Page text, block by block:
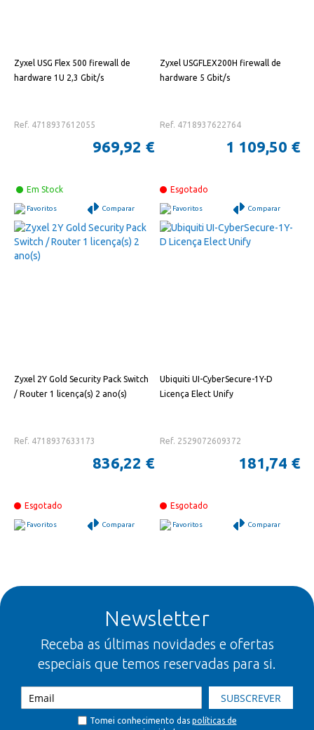
Zyxel USG Flex 500 firewall de
hardware 1U 2,3 Gbit/s
Ref. 4718937612055
969,92 €
Em Stock
Favoritos Comparar
Zyxel USGFLEX200H firewall de
hardware 5 Gbit/s
Ref. 4718937622764
1 109,50 €
Esgotado
Favoritos Comparar
Zyxel 2Y Gold Security Pack Switch
/ Router 1 licença(s) 2 ano(s)
Ref. 4718937633173
836,22 €
Esgotado
Favoritos Comparar
Ubiquiti UI-CyberSecure-1Y-D
Licença Elect Unify
Ref. 2529072609372
181,74 €
Esgotado
Favoritos Comparar
Newsletter
Receba as últimas novidades e ofertas
especiais que temos reservadas para si.
SUBSCREVER
Tomei conhecimento das políticas de